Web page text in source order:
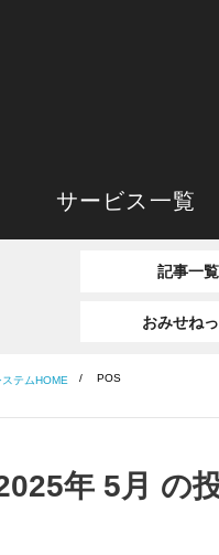
サービス一覧
記事一覧
おみせね
テムHOME POS
年 5月 の